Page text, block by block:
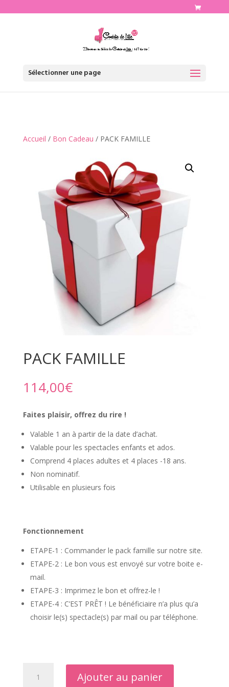
Sélectionner une page
Accueil / Bon Cadeau / PACK FAMILLE
PACK FAMILLE
114,00€
Faites plaisir, offrez du rire !
Valable 1 an à partir de la date d’achat.
Valable pour les spectacles enfants et ados.
Comprend 4 places adultes et 4 places -18 ans.
Non nominatif.
Utilisable en plusieurs fois
Fonctionnement
ETAPE-1 : Commander le pack famille sur notre site.
ETAPE-2 : Le bon vous est envoyé sur votre boite e-
mail.
ETAPE-3 : Imprimez le bon et offrez-le !
ETAPE-4 : C’EST PRÊT ! Le bénéficiaire n’a plus qu’a
choisir le(s) spectacle(s) par mail ou par téléphone.
Ajouter au panier